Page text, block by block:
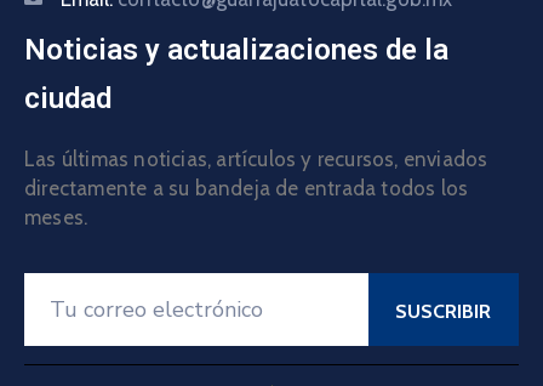
Noticias y actualizaciones de la
ciudad
Las últimas noticias, artículos y recursos, enviados
directamente a su bandeja de entrada todos los
meses.